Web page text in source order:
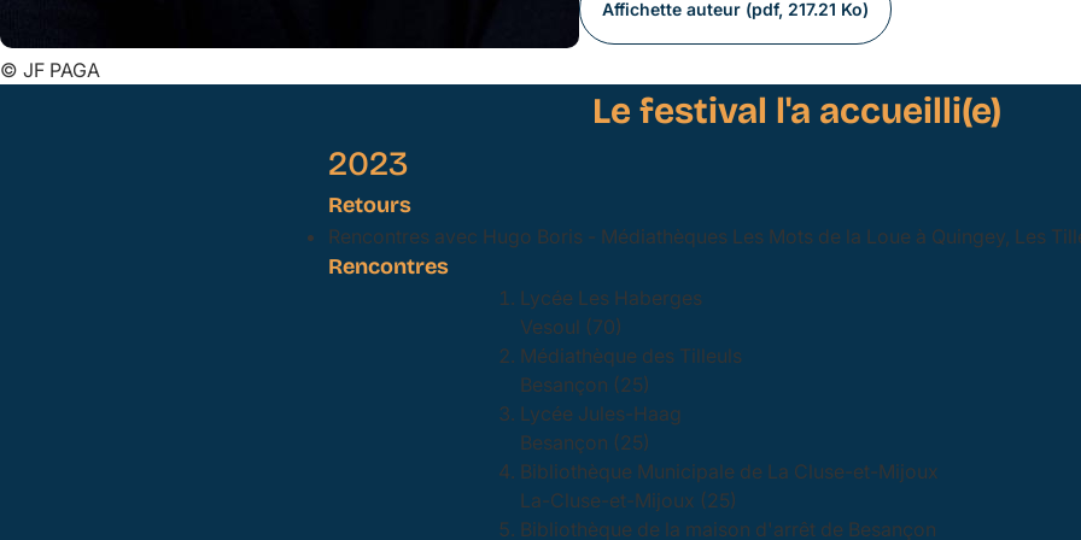
© JF PAGA
Affichette auteur (pdf, 217.21 Ko)
Le festival l'a accueilli(e)
2023
Retours
Rencontres avec Hugo Boris - Médiathèques Les Mots de la Loue à Quingey, Les
Rencontres
Lycée Les Haberges
Vesoul (70)
Médiathèque des Tilleuls
Besançon (25)
Lycée Jules-Haag
Besançon (25)
Bibliothèque Municipale de La Cluse-et-Mijoux
La-Cluse-et-Mijoux (25)
Bibliothèque de la maison d'arrêt de Besançon